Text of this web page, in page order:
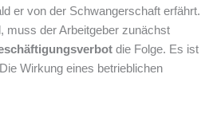
er von der Schwangerschaft erfährt.
muss der Arbeitgeber zunächst
die Folge. Es ist
Wirkung eines betrieblichen